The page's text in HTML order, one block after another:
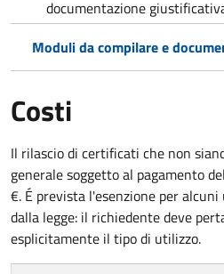
documentazione
Moduli da compilare e
Costi
Il rilascio di certificati che non
generale soggetto al pagamento
€. É prevista l'esenzione per
dalla legge: il richiedente deve
esplicitamente il tipo di utilizzo.